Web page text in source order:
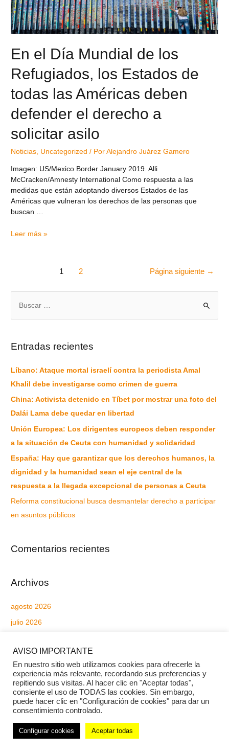
En el Día Mundial de los
Refugiados, los Estados de
todas las Américas deben
defender el derecho a
solicitar asilo
Noticias, Uncategorized / PorAlejandro Juárez Gamero
Imagen: US/Mexico Border January 2019. Alli
McCracken/Amnesty International Como respuesta a las
medidas que están adoptando diversos Estados de las
Américas que vulneran los derechos de las personas que
buscan …
Leer más »
1 2 Página siguiente →
Entradas recientes
Líbano: Ataque mortal israelí contra la periodista Amal
Khalil debe investigarse como crimen de guerra
China: Activista detenido en Tíbet por mostrar una foto del
Dalái Lama debe quedar en libertad
Unión Europea: Los dirigentes europeos deben responder
a la situación de Ceuta con humanidad y solidaridad
España: Hay que garantizar que los derechos humanos, la
dignidad y la humanidad sean el eje central de la
respuesta a la llegada excepcional de personas a Ceuta
Reforma constitucional busca desmantelar derecho a participar
en asuntos públicos
Comentarios recientes
Archivos
agosto 2026
julio 2026
mayo 2026
abril 2026
marzo 2026
febrero 2026
enero 2026
diciembre 2025
AVISO IMPORTANTE
En nuestro sitio web utilizamos cookies para ofrecerle la
experiencia más relevante, recordando sus preferencias y
repitiendo sus visitas. Al hacer clic en "Aceptar todas",
consiente el uso de TODAS las cookies. Sin embargo,
puede hacer clic en "Configuración de cookies" para dar un
consentimiento controlado.
Configurar cookies Aceptar todas